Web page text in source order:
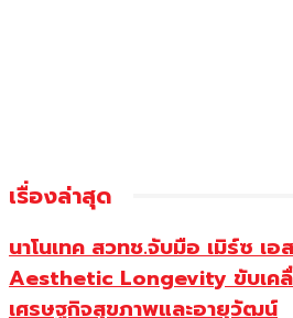
เรื่องล่าสุด
นาโนเทค สวทช.จับมือ เมิร์ซ เอ
Aesthetic Longevity ขับเค
เศรษฐกิจสุขภาพและอายุวัฒน์